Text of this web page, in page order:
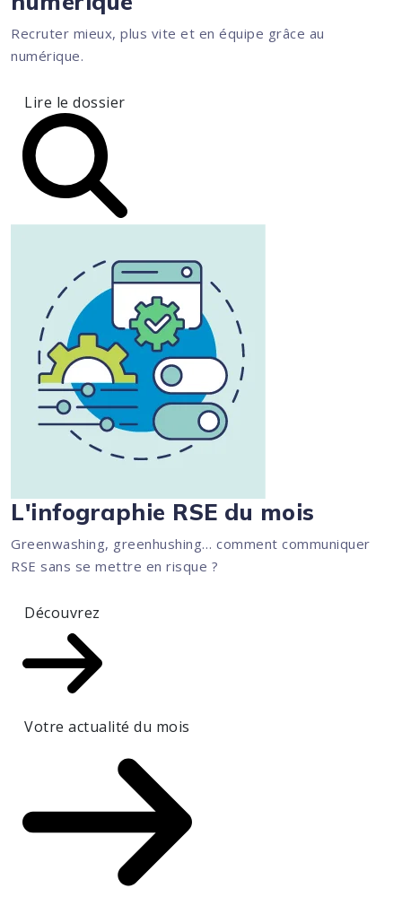
Recruter mieux, plus vite et en équipe grâce au
numérique.
Lire le dossier
L'infographie RSE du mois
Greenwashing, greenhushing… comment communiquer
RSE sans se mettre en risque ?
Découvrez
Votre actualité du mois